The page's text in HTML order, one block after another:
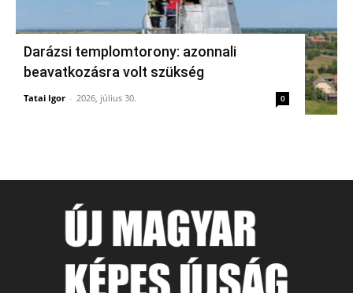
Darázsi templomtorony: azonnali
beavatkozásra volt szükség
Tatai Igor - 2026, július 30. 0